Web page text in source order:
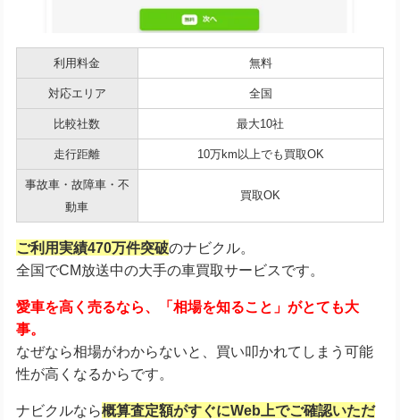
利用料金 無料
対応エリア 全国
比較社数 最大10社
走行距離 10万km以上でも買取OK
事故車・故障車・不
動車
買取OK
ご利用実績470万件突破のナビクル。
全国でCM放送中の大手の車買取サービスです。
愛車を高く売るなら、「相場を知ること」がとても大
事。
なぜなら相場がわからないと、買い叩かれてしまう可能
性が高くなるからです。
ナビクルなら概算査定額がすぐにWeb上でご確認いただ